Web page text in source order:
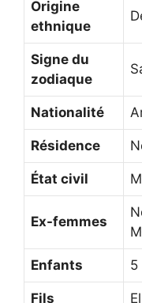
Origine
ethnique
Signe du
zodiaque
Nationalité
Résidence
État civil
Ex-femmes
Enfants 5
Fils